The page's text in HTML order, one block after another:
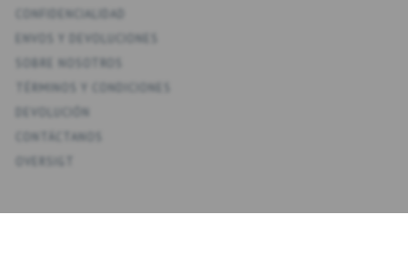
CONFIDENCIALIDAD
TÉRMINOS Y CONDICIONES
CONTÁCTANOS